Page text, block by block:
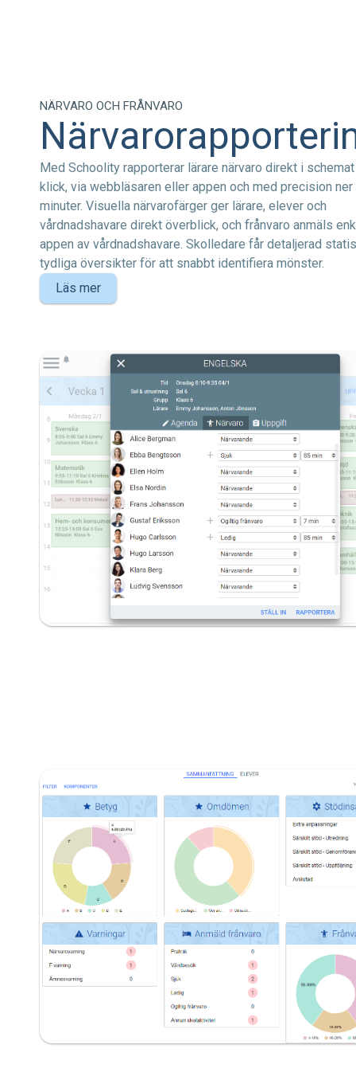
NÄRVARO OCH FRÅNVARO
Med Schoolity rapporterar lärare närvaro direkt i
klick, via webbläsaren eller appen och med precision ner
minuter. Visuella närvarofärger ger lärare, elever och
vårdnadshavare direkt överblick, och frånvaro anmäls
appen av vårdnadshavare. Skolledare får detaljerad
tydliga översikter för att snabbt identifiera mönster.
Läs mer